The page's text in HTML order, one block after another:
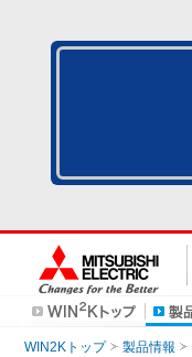
WIN2Kトップ 製品情報